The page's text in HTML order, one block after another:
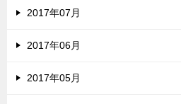
2017年07月
2017年06月
2017年05月